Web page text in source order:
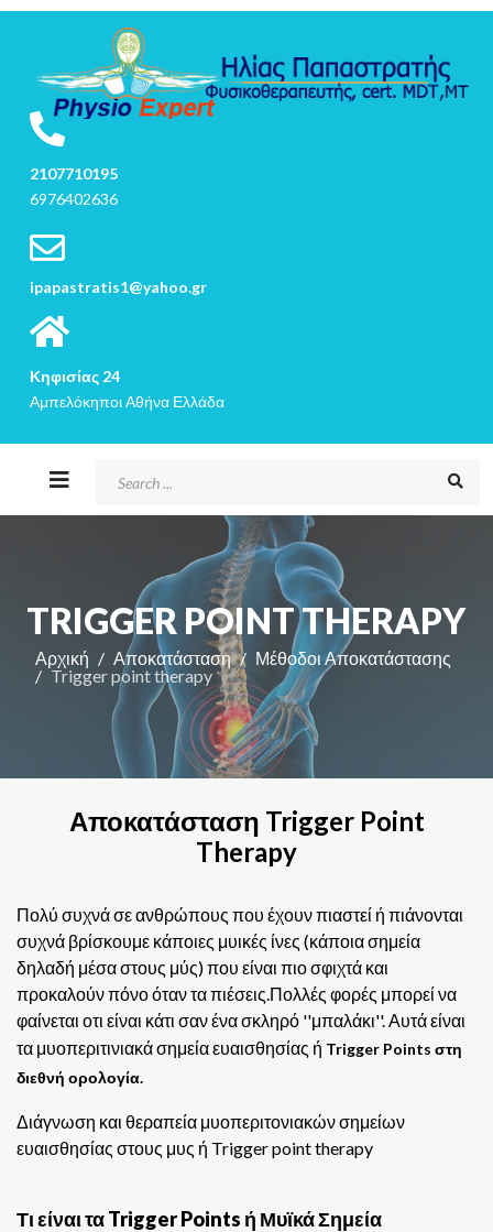
2107710195
6976402636
ipapastratis1@yahoo.gr
Κηφισίας 24
Αμπελόκηποι Αθήνα Ελλάδα
TRIGGER POINT THERAPY
Αρχική Αποκατάσταση
Μέθοδοι Αποκατάστασης
Trigger point therapy
Αποκατάσταση Trigger Point
Therapy
Πολύ συχνά σε ανθρώπους που έχουν πιαστεί ή πιάνονται
συχνά βρίσκουμε κάποιες μυικές ίνες (κάποια σημεία
δηλαδή μέσα στους μύς) που είναι πιο σφιχτά και
προκαλούν πόνο όταν τα πιέσεις.Πολλές φορές μπορεί να
φαίνεται οτι είναι κάτι σαν ένα σκληρό ''μπαλάκι''. Αυτά είναι
τα μυοπεριτινιακά σημεία ευαισθησίας ή Trigger Points στη
διεθνή ορολογία.
Διάγνωση και θεραπεία μυοπεριτονιακών σημείων
ευαισθησίας στους μυς ή Trigger point therapy
Τι είναι τα Trigger Points ή Μυϊκά Σημεία